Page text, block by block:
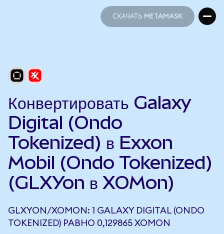
СКАЧАТЬ METAMASK
Конвертировать Galaxy
Digital (Ondo
Tokenized) в Exxon
Mobil (Ondo Tokenized)
(GLXYon в XOMon)
GLXYON/XOMON: 1 GALAXY DIGITAL (ONDO
TOKENIZED) РАВНО 0,129865 XOMON